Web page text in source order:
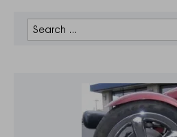
критикою
Реджепа Таїпа…